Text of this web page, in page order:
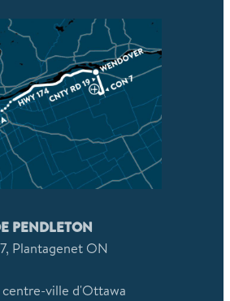
PENDLETON
Plantagenet ON
ville d'Ottawa